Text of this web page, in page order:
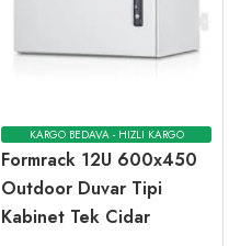
KARGO BEDAVA - HIZLI KARGO
Formrack 12U 600x450
Outdoor Duvar Tipi
Kabinet Tek Cidar